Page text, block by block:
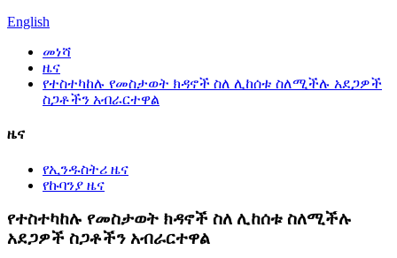
English
መነሻ
ዜና
የተስተካከሉ የመስታወት ክዳኖች ስለ ሊከሰቱ ስለሚችሉ አደጋዎች
ስጋቶችን አብራርተዋል
ዜና
የኢንዱስትሪ ዜና
የኩባንያ ዜና
የተስተካከሉ የመስታወት ክዳኖች ስለ ሊከሰቱ ስለሚችሉ
አደጋዎች ስጋቶችን አብራርተዋል